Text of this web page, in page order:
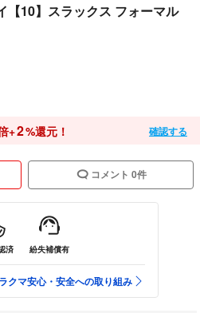
【10】スラックス フォーマル
+2%還元！ 確認する
コメント 0件
済 紛失補償有
ラクマ安心・安全への取り組み